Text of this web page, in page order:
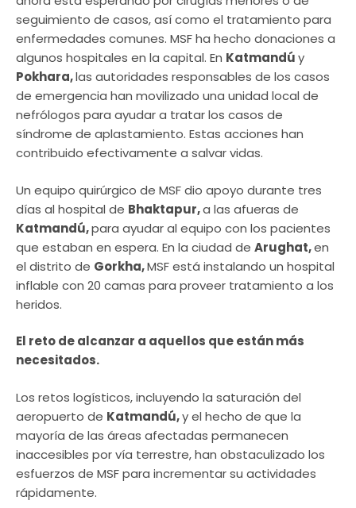
seguimiento de casos, así como el tratamiento para
enfermedades comunes. MSF ha hecho donaciones a
algunos hospitales en la capital. En Katmandúy
Pokhara,las autoridades responsables de los casos
de emergencia han movilizado una unidad local de
nefrólogos para ayudar a tratar los casos de
síndrome de aplastamiento. Estas acciones han
contribuido efectivamente a salvar vidas.
Un equipo quirúrgico de MSF dio apoyo durante tres
días al hospital de Bhaktapur,a las afueras de
Katmandú,para ayudar al equipo con los pacientes
que estaban en espera. En la ciudad de Arughat,en
el distrito de Gorkha,MSF está instalando un hospital
inflable con 20 camas para proveer tratamiento a los
heridos.
El reto de alcanzar a aquellos que están más
necesitados.
Los retos logísticos, incluyendo la saturación del
aeropuerto de Katmandú,y el hecho de que la
mayoría de las áreas afectadas permanecen
inaccesibles por vía terrestre, han obstaculizado los
esfuerzos de MSF para incrementar su actividades
rápidamente.